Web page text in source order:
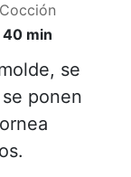
Cocción
40 min
se
ponen